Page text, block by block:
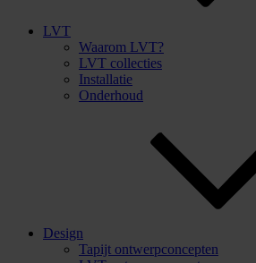
LVT
Waarom LVT?
LVT collecties
Installatie
Onderhoud
Design
Tapijt ontwerpconcepten